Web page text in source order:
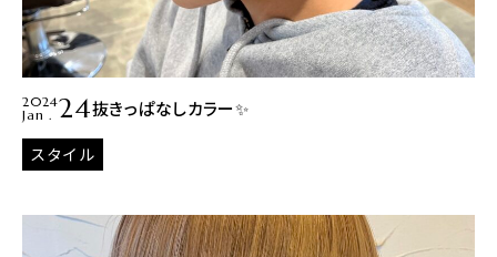
2024
Jan . 24抜きっぱなしカラー✨
スタイル